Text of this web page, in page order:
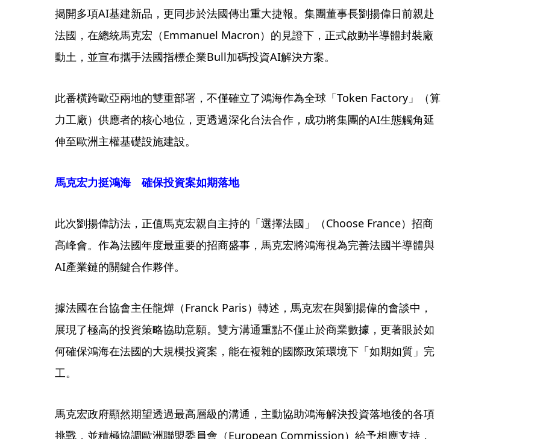
揭開多項AI基建新品，更同步於法國傳出重大捷報。集團董事長劉揚偉日前親赴
法國，在總統馬克宏（Emmanuel Macron）的見證下，正式啟動半導體封裝廠
動土，並宣布攜手法國指標企業Bull加碼投資AI解決方案。
此番橫跨歐亞兩地的雙重部署，不僅確立了鴻海作為全球「Token Factory」（算
力工廠）供應者的核心地位，更透過深化台法合作，成功將集團的AI生態觸角延
伸至歐洲主權基礎設施建設。
馬克宏力挺鴻海 確保投資案如期落地
此次劉揚偉訪法，正值馬克宏親自主持的「選擇法國」（Choose France）招商
高峰會。作為法國年度最重要的招商盛事，馬克宏將鴻海視為完善法國半導體與
AI產業鏈的關鍵合作夥伴。
據法國在台協會主任龍燁（Franck Paris）轉述，馬克宏在與劉揚偉的會談中，
展現了極高的投資策略協助意願。雙方溝通重點不僅止於商業數據，更著眼於如
何確保鴻海在法國的大規模投資案，能在複雜的國際政策環境下「如期如質」完
工。
馬克宏政府顯然期望透過最高層級的溝通，主動協助鴻海解決投資落地後的各項
挑戰，並積極協調歐洲聯盟委員會（European Commission）給予相應支持，